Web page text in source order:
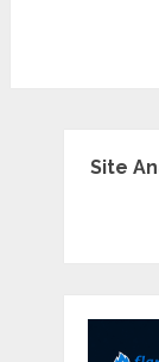
Site